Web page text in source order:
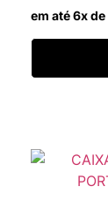
em até 6x de